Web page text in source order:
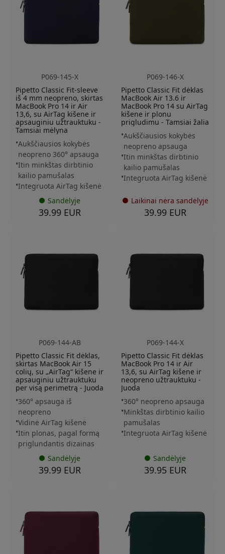
P069-145-X
Pipetto Classic Fit-sleeve
iš 4 mm neopreno, skirtas
MacBook Pro 14 ir Air
13,6, su AirTag kišene ir
apsauginiu užtrauktuku -
Tamsiai mėlyna
Aukščiausios kokybės
neopreno 360° apsauga
Itin minkštas dirbtinio
kailio pamušalas
Integruota AirTag kišenė
Sandėlyje
39.99 EUR
P069-146-X
Pipetto Classic Fit dėklas
MacBook Air 13.6 ir
MacBook Pro 14 su AirTag
kišene ir plonu
prigludimu - Tamsiai žalia
Aukščiausios kokybės
neopreno apsauga
Itin minkštas dirbtinio
kailio pamušalas
Integruota AirTag kišenė
Laikinai nėra sandėlyje
39.99 EUR
P069-144-AB
Pipetto Classic Fit dėklas,
skirtas MacBook Air 15
colių, su „AirTag“ kišene ir
apsauginiu užtrauktuku
per visą perimetrą - Juoda
360° apsauga iš
neopreno
Vidinė AirTag kišenė
Itin plonas, pagal formą
priglundantis dizainas
Sandėlyje
39.99 EUR
P069-144-X
Pipetto Classic Fit dėklas
MacBook Pro 14 ir Air
13,6, su AirTag kišene ir
neopreno užtrauktuku -
Juoda
360° neopreno apsauga
Minkštas dirbtinio kailio
pamušalas
Integruota AirTag kišenė
Sandėlyje
39.95 EUR